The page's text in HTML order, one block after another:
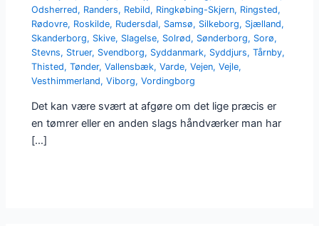
Odsherred, Randers, Rebild, Ringkøbing-Skjern, Ringsted,
Rødovre, Roskilde, Rudersdal, Samsø, Silkeborg, Sjælland,
Skanderborg, Skive, Slagelse, Solrød, Sønderborg, Sorø,
Stevns, Struer, Svendborg, Syddanmark, Syddjurs,Tårnby,
Thisted,Tønder,Vallensbæk,Varde,Vejen,Vejle,
Vesthimmerland,Viborg,Vordingborg
Det kan være svært at afgøre om det lige præcis er
en tømrer eller en anden slags håndværker man har
[…]